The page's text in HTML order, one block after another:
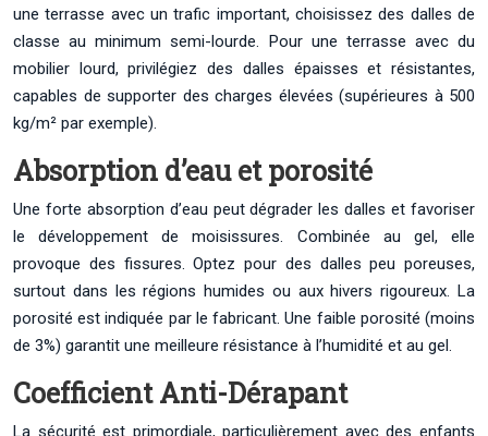
une terrasse avec un trafic important, choisissez des dalles de
classe au minimum semi-lourde. Pour une terrasse avec du
mobilier lourd, privilégiez des dalles épaisses et résistantes,
capables de supporter des charges élevées (supérieures à 500
kg/m² par exemple).
Absorption d’eau et porosité
Une forte absorption d’eau peut dégrader les dalles et favoriser
le développement de moisissures. Combinée au gel, elle
provoque des fissures. Optez pour des dalles peu poreuses,
surtout dans les régions humides ou aux hivers rigoureux. La
porosité est indiquée par le fabricant. Une faible porosité (moins
de 3%) garantit une meilleure résistance à l’humidité et au gel.
Coefficient Anti-Dérapant
La sécurité est primordiale, particulièrement avec des enfants